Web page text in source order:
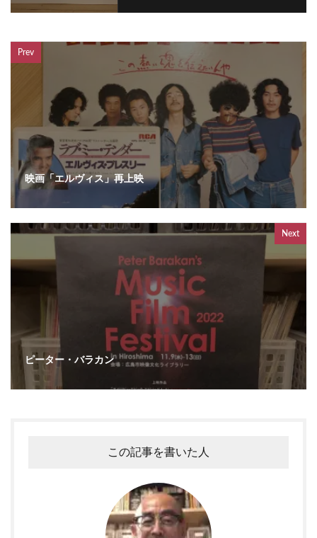
Prev
映画「エルヴィス」再上映
Next
ピーター・バラカン
この記事を書いた人